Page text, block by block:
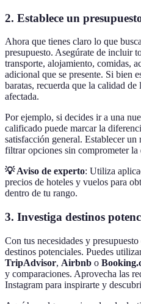
2. Establece un
Ahora que tienes claro lo que
presupuesto. Asegúrate de incluir
transporte, alojamiento, comidas,
adicional que se presente. Si bien
baratas, recuerda que la calidad
afectada.
Por ejemplo, si decides ir a una
calificado puede marcar la
satisfacción general. Establecer
filtrar opciones sin comprometer la
💡 Aviso de experto: Utiliza
precios de hoteles y vuelos para
dentro de tu rango.
3. Investiga destinos
Con tus necesidades y
destinos potenciales. Puedes
TripAdvisor, Airbnb o
y comparaciones. Aprovecha las
Instagram para inspirarte y